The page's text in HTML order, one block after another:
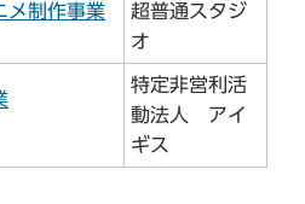
メ制作事業
超普通スタジ
オ
特定非営利活
動法人 アイ
ギス